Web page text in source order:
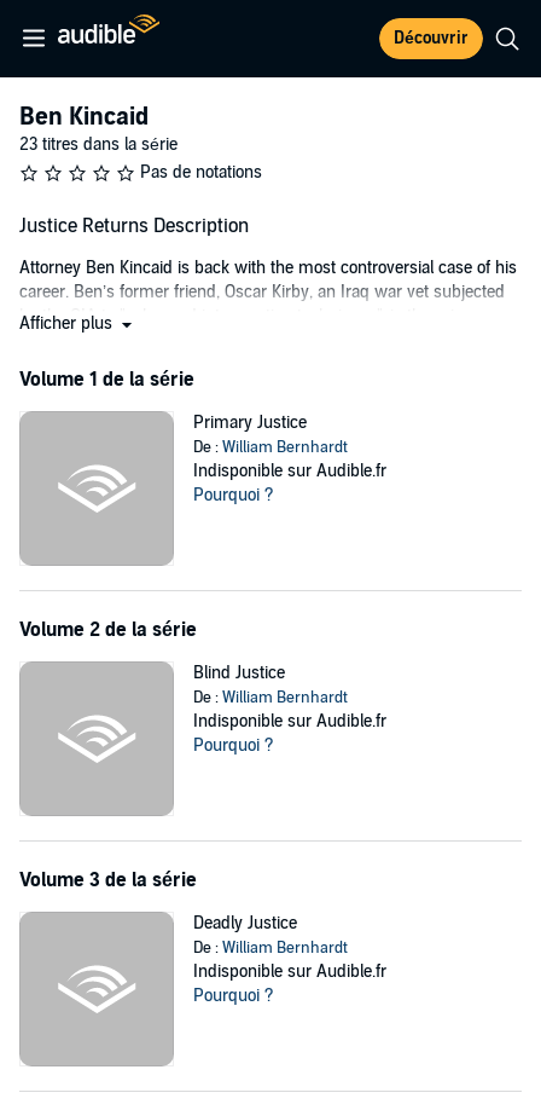
Découvrir
Ben Kincaid
23 titres dans la série
Pas de notations
Justice Returns Description
Attorney Ben Kincaid is back with the most controversial case of his
career. Ben’s former friend, Oscar Kirby, an Iraq war vet subjected
by the CIA to "enhanced interrogation techniques", is the primary
breathtaking betrayal. Something else, something very dangerous
lurks on the perimeter of this case, and Ben must pull every trick he
knows to uncover the truth - before it's too late.
©2017 William Bernhardt (P)2020 William Bernhardt
Afficher plus
Volume 1 de la série
Primary Justice
De :William Bernhardt
Indisponible sur Audible.fr
Pourquoi ?
Volume 2 de la série
Blind Justice
De :William Bernhardt
Indisponible sur Audible.fr
Pourquoi ?
Volume 3 de la série
Deadly Justice
De :William Bernhardt
Indisponible sur Audible.fr
Pourquoi ?